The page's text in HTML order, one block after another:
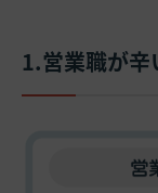
1.営業職が辛